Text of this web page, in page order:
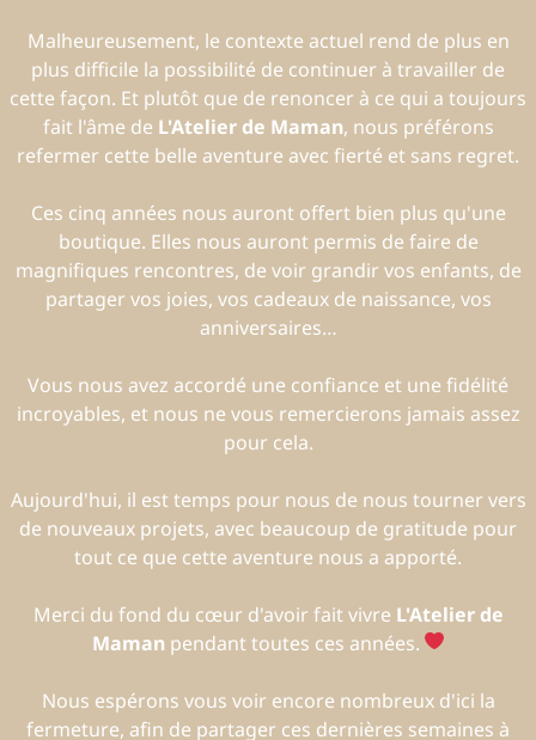
Malheureusement, le contexte actuel rend de plus en
plus difficile la possibilité de continuer à travailler de
cette façon. Et plutôt que de renoncer à ce qui a toujours
fait l'âme de L'Atelier de Maman, nous préférons
refermer cette belle aventure avec fierté et sans regret.
Ces cinq années nous auront offert bien plus qu'une
boutique. Elles nous auront permis de faire de
magnifiques rencontres, de voir grandir vos enfants, de
partager vos joies, vos cadeaux de naissance, vos
anniversaires…
Vous nous avez accordé une confiance et une fidélité
incroyables, et nous ne vous remercierons jamais assez
pour cela.
Aujourd'hui, il est temps pour nous de nous tourner vers
de nouveaux projets, avec beaucoup de gratitude pour
tout ce que cette aventure nous a apporté.
Merci du fond du cœur d'avoir fait vivre L'Atelier de
Maman pendant toutes ces années.
Nous espérons vous voir encore nombreux d'ici la
fermeture, afin de partager ces dernières semaines à